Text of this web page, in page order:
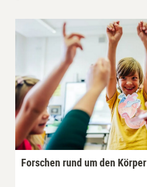
Forschen rund um den Körper